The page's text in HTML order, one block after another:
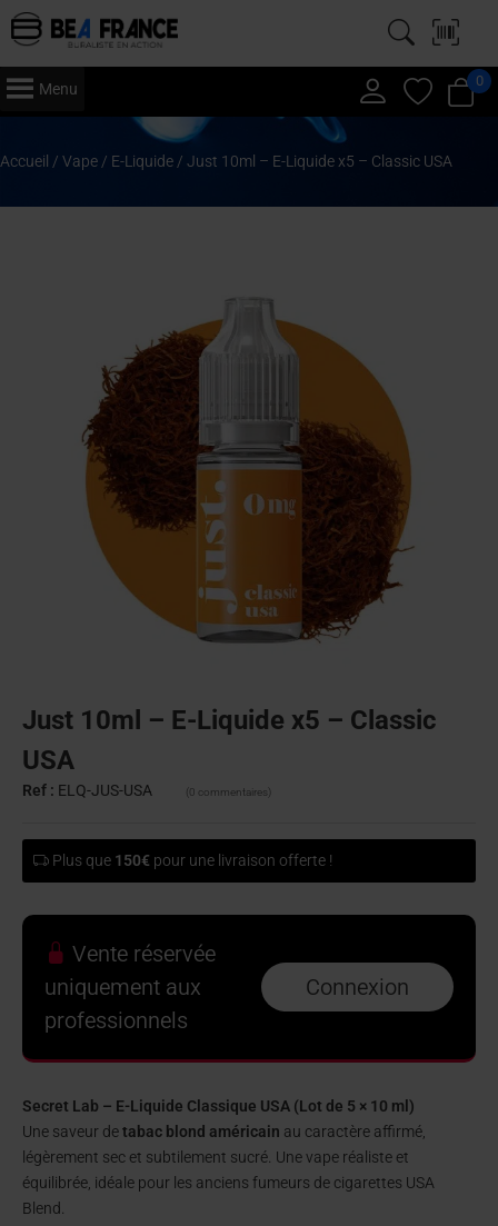
Menu 0
Accueil / Vape / E-Liquide / Just 10ml – E-Liquide x5 – Classic USA
Just 10ml – E-Liquide x5 – Classic
USA
Ref : ELQ-JUS-USA (0 commentaires)
Plus que 150€ pour une livraison offerte !
Vente réservée
uniquement aux
professionnels
Connexion
Secret Lab – E-Liquide Classique USA (Lot de 5 × 10 ml)
Une saveur detabac blond américain au caractère affirmé,
légèrement sec et subtilement sucré. Une vape réaliste et
équilibrée, idéale pour les anciens fumeurs de cigarettes USA
Blend.